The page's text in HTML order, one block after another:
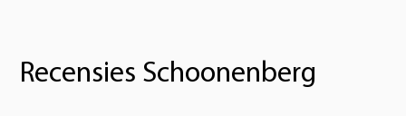
Recensies Schoonenberg